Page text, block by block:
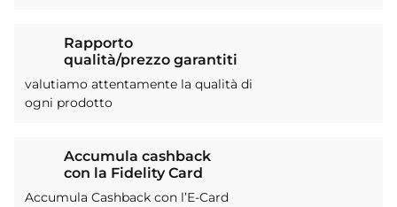
Rapporto
qualità/prezzo garantiti
valutiamo attentamente la qualità di
ogni prodotto
Accumula cashback
con la Fidelity Card
Accumula Cashback con l’E-Card